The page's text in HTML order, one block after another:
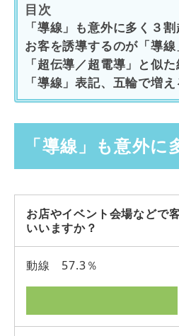
目次
「導線」も意外に多く３
お客を誘導するのが「導線
「超伝導／超電導」と似
「導線」表記、五輪で増
「導線」も意外に
お店やイベント会場などで
いいますか？
動線 57.3％